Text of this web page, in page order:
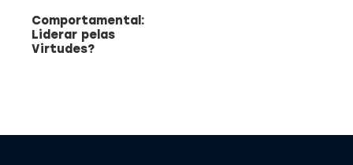
Comportamental:
Liderar pelas
Virtudes?